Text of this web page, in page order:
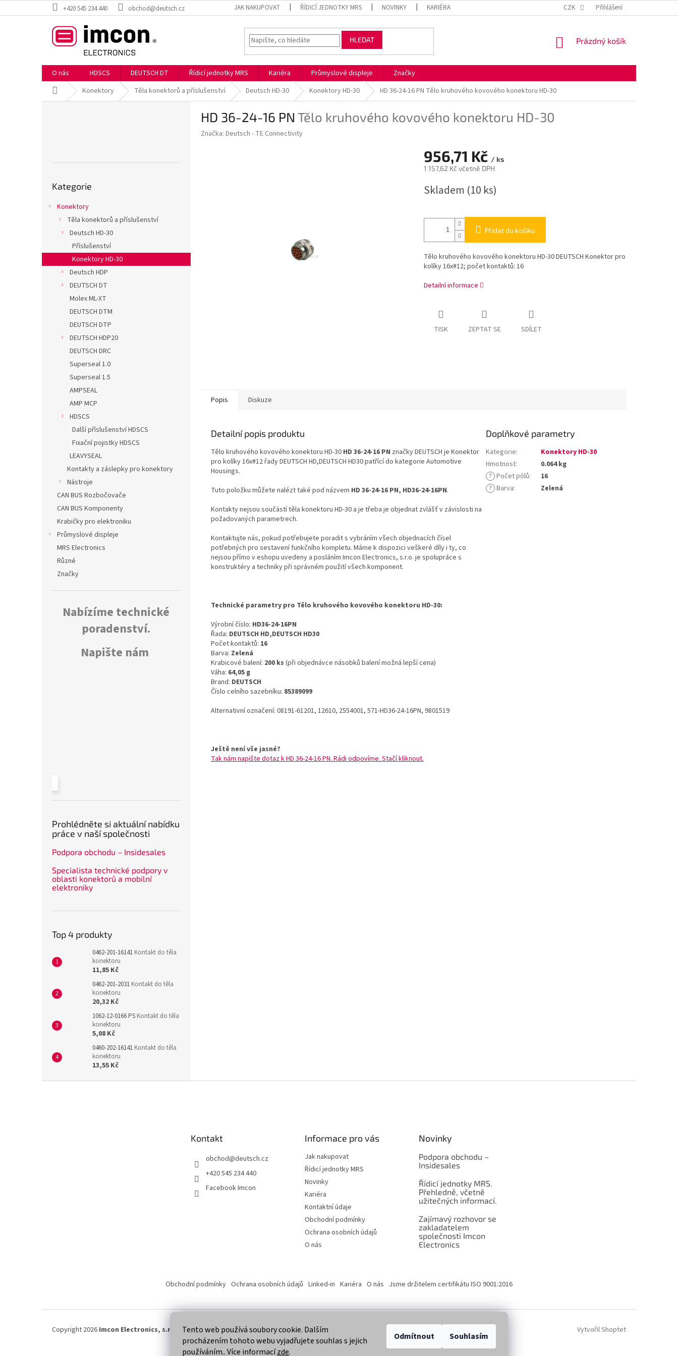
Tento web používá soubory cookie. Dalším
procházením tohoto webu vyjadřujete souhlas s jejich
používáním.. Více informacízde.
Odmítnout Souhlasím
na
+420 545 234 440 obchod@deutsch.cz JAK NAKUPOVAT ŘÍDICÍ JEDNOTKY MRS NOVINKY KARIÉRA OBCHODNÍ PODMÍNKY
CZK Přihlášení
HLEDAT
NÁKUPNÍ
Prázdný košík
O nás HDSCS DEUTSCH DT Řídicí jednotky MRS Kariéra Průmyslové displeje
Značky
Domů Konektory Těla konektorů a příslušenství Deutsch HD-30 Konektory HD-30 HD 36-24-16 PN Tělo kruhového kovového konektoru HD-30
l
kategorie
Kategorie
Konektory
Těla konektorů a příslušenství
Deutsch HD-30
Příslušenství
Konektory HD-30
Deutsch HDP
DEUTSCH DT
Molex ML-XT
DEUTSCH DTM
DEUTSCH DTP
DEUTSCH HDP20
DEUTSCH DRC
Superseal 1.0
Superseal 1.5
AMPSEAL
AMP MCP
HDSCS
Další příslušenství HDSCS
Fixační pojistky HDSCS
LEAVYSEAL
Kontakty a záslepky pro konektory
Nástroje
CAN BUS Rozbočovače
CAN BUS Komponenty
Krabičky pro elektroniku
Průmyslové displeje
MRS Electronics
Různé
Značky
Nabízíme technické
poradenství.
Napište nám
Prohlédněte si aktuální nabídku
práce v naší společnosti
Podpora obchodu – Insidesales
Specialista technické podpory v
oblasti konektorů a mobilní
elektroniky
Top 4 produkty
0462-201-16141 Kontakt do těla
konektoru
11,85 Kč
0462-201-2031 Kontakt do těla
konektoru
20,32 Kč
1062-12-0166 PS Kontakt do těla
konektoru
5,08 Kč
0460-202-16141 Kontakt do těla
konektoru
13,55 Kč
HD 36-24-16 PN Tělo kruhového kovového konektoru HD-30
Značka: Deutsch - TE Connectivity
956,71 Kč / ks
1 157,62 Kč včetně DPH
cena:
Skladem (10 ks)
Přidat do košíku
Tělo kruhového kovového konektoru HD-30 DEUTSCH Konektor pro
kolíky 16x#12; počet kontaktů: 16
Detailní informace
TISK ZEPTAT SE SDÍLET
Popis Diskuze
Detailní popis produktu
Tělo kruhového kovového konektoru HD-30 HD 36-24-16 PN značky DEUTSCH je Konektor
pro kolíky 16x#12 řady DEUTSCH HD,DEUTSCH HD30 patřící do kategorie Automotive
Housings.
Tuto položku můžete nalézt také pod názvem HD 36-24-16 PN, HD36-24-16PN.
Kontakty nejsou součástí těla konektoru HD-30 a je třeba je objednat zvlášť v závislosti na
požadovaných parametrech.
Kontaktujte nás, pokud potřebujete poradit s vybráním všech objednacích čísel
potřebných pro sestavení funkčního kompletu. Máme k dispozici veškeré díly i ty, co
nejsou přímo v eshopu uvedeny a posláním Imcon Electronics, s.r.o. je spolupráce s
konstruktéry a techniky při správném použití všech komponent.
Technické parametry pro Tělo kruhového kovového konektoru HD-30:
Výrobní číslo: HD36-24-16PN
Řada: DEUTSCH HD,DEUTSCH HD30
Počet kontaktů: 16
Barva: Zelená
Krabicové balení: 200 ks (při objednávce násobků balení možná lepší cena)
Váha: 64,05 g
Brand: DEUTSCH
Číslo celního sazebníku: 85389099
Alternativní označení: 08191-61201, 12610, 2554001, 571-HD36-24-16PN, 9801519
Ještě není vše jasné?
Tak nám napište dotaz k HD 36-24-16 PN. Rádi odpovíme. Stačí kliknout.
Doplňkové parametry
Kategorie:
Konektory HD-30
Hmotnost:
0.064 kg
? Počet pólů:
16
? Barva: Zelená
Kontakt
obchod@deutsch.cz
+420 545 234 440
Facebook Imcon
Informace pro vás
Jak nakupovat
Řídicí jednotky MRS
Novinky
Kariéra
Kontaktní údaje
Obchodní podmínky
Ochrana osobních údajů
O nás
Novinky
Podpora obchodu –
Insidesales
Řídicí jednotky MRS.
Přehledně, včetně
užitečných informací.
Zajímavý rozhovor se
zakladatelem
společnosti Imcon
Electronics
Obchodní podmínky Ochrana osobních údajů Linked-in Kariéra O nás Jsme držitelem certifikátu ISO 9001:2016
Vytvořil Shoptet
Copyright 2026 Imcon Electronics, s.r.o. . Všechna práva vyhrazena.